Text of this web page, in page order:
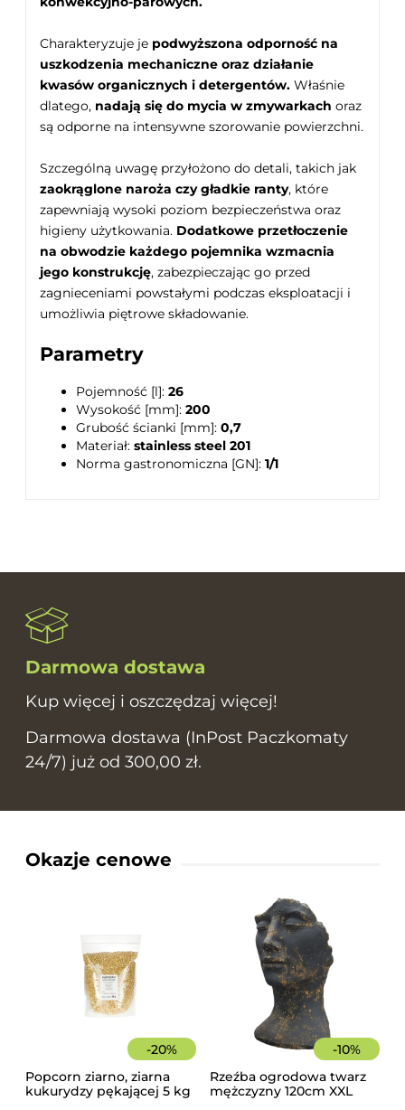
Charakteryzuje je podwyższona odporność na
uszkodzenia mechaniczne oraz działanie
kwasów organicznych i detergentów. Właśnie
dlatego, nadają się do mycia w zmywarkach oraz
są odporne na intensywne szorowanie powierzchni.
Szczególną uwagę przyłożono do detali, takich jak
zaokrąglone naroża czy gładkie ranty, które
zapewniają wysoki poziom bezpieczeństwa oraz
higieny użytkowania. Dodatkowe przetłoczenie
na obwodzie każdego pojemnika wzmacnia
jego konstrukcję, zabezpieczając go przed
zagnieceniami powstałymi podczas eksploatacji i
umożliwia piętrowe składowanie.
Parametry
Pojemność [l]: 26
Wysokość [mm]: 200
Grubość ścianki [mm]: 0,7
Materiał: stainless steel 201
Norma gastronomiczna [GN]: 1/1
Darmowa dostawa
Kup więcej i oszczędzaj więcej!
Darmowa dostawa (InPost Paczkomaty
24/7) już od 300,00 zł.
Okazje cenowe
-20%
Popcorn ziarno, ziarna
kukurydzy pękającej 5 kg
-10%
Rzeźba ogrodowa twarz
mężczyzny 120cm XXL